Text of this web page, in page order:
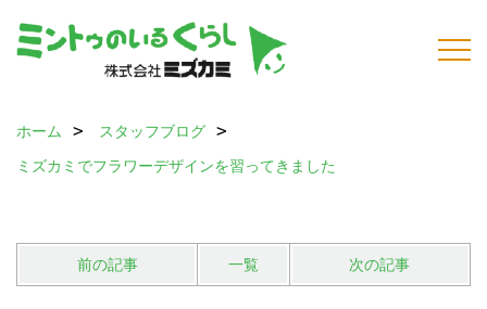
ホーム
スタッフブログ
ミズカミでフラワーデザインを習ってきました
前の記事 一覧 次の記事